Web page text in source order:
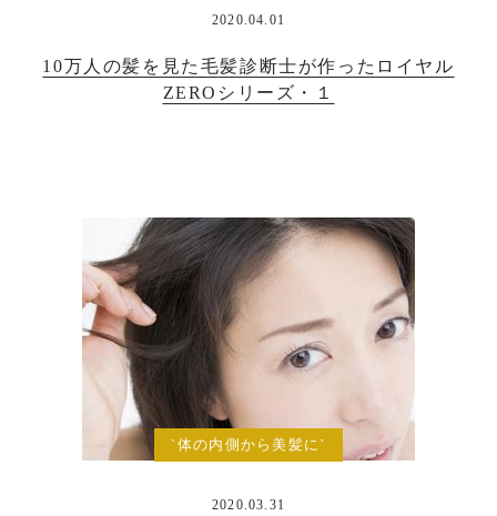
2020.04.01
10万人の髪を見た毛髪診断士が作ったロイヤル
ZEROシリーズ・１
`体の内側から美髪に`
2020.03.31